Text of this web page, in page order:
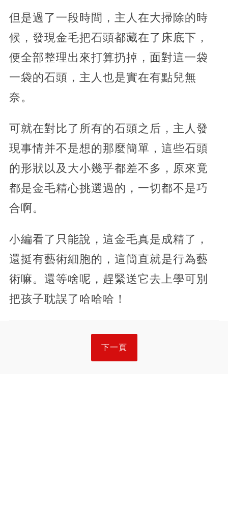
但是過了一段時間，主人在大掃除的時
候，發現金毛把石頭都藏在了床底下，
便全部整理出來打算扔掉，面對這一袋
一袋的石頭，主人也是實在有點兒無
奈。
可就在對比了所有的石頭之后，主人發
現事情并不是想的那麼簡單，這些石頭
的形狀以及大小幾乎都差不多，原來竟
都是金毛精心挑選過的，一切都不是巧
合啊。
小編看了只能說，這金毛真是成精了，
還挺有藝術細胞的，這簡直就是行為藝
術嘛。還等啥呢，趕緊送它去上學可別
把孩子耽誤了哈哈哈！
下一頁